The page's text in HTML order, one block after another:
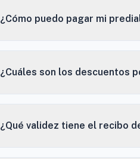
¿Cómo puedo pagar mi
¿Cuáles son los descuentos
¿Qué validez tiene el recibo